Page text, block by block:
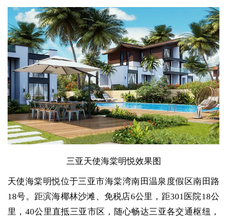
三亚天使海棠明悦效果图
天使海棠明悦位于三亚市海棠湾南田温泉度假区南田路
18号。距滨海椰林沙滩、免税店6公里，距301医院18公
里，40公里直抵三亚市区，随心畅达三亚各交通枢纽，